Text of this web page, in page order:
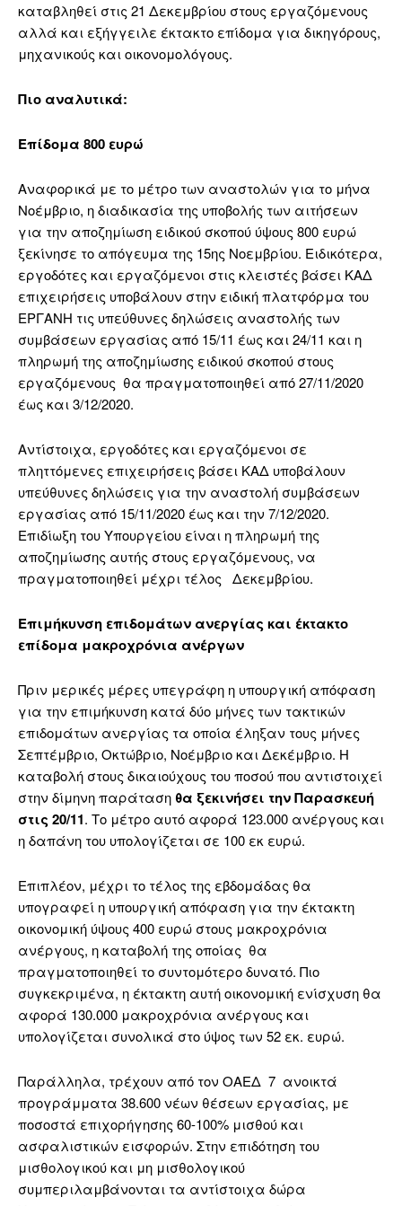
καταβληθεί στις 21 Δεκεμβρίου στους εργαζόμενους
αλλά και εξήγγειλε έκτακτο επίδομα για δικηγόρους,
μηχανικούς και οικονομολόγους.
Πιο αναλυτικά:
Επίδομα 800 ευρώ
Αναφορικά με το μέτρο των αναστολών για το μήνα
Νοέμβριο, η διαδικασία της υποβολής των αιτήσεων
για την αποζημίωση ειδικού σκοπού ύψους 800 ευρώ
ξεκίνησε το απόγευμα της 15ης Νοεμβρίου. Ειδικότερα,
εργοδότες και εργαζόμενοι στις κλειστές βάσει ΚΑΔ
επιχειρήσεις υποβάλουν στην ειδική πλατφόρμα του
ΕΡΓΑΝΗ τις υπεύθυνες δηλώσεις αναστολής των
συμβάσεων εργασίας από 15/11 έως και 24/11 και η
πληρωμή της αποζημίωσης ειδικού σκοπού στους
εργαζόμενους θα πραγματοποιηθεί από 27/11/2020
έως και 3/12/2020.
Αντίστοιχα, εργοδότες και εργαζόμενοι σε
πληττόμενες επιχειρήσεις βάσει ΚΑΔ υποβάλουν
υπεύθυνες δηλώσεις για την αναστολή συμβάσεων
εργασίας από 15/11/2020 έως και την 7/12/2020.
Επιδίωξη του Υπουργείου είναι η πληρωμή της
αποζημίωσης αυτής στους εργαζόμενους, να
πραγματοποιηθεί μέχρι τέλος Δεκεμβρίου.
Επιμήκυνση επιδομάτων ανεργίας και έκτακτο
επίδομα μακροχρόνια ανέργων
Πριν μερικές μέρες υπεγράφη η υπουργική απόφαση
για την επιμήκυνση κατά δύο μήνες των τακτικών
επιδομάτων ανεργίας τα οποία έληξαν τους μήνες
Σεπτέμβριο, Οκτώβριο, Νοέμβριο και Δεκέμβριο. Η
καταβολή στους δικαιούχους του ποσού που αντιστοιχεί
στην δίμηνη παράταση θα ξεκινήσει την Παρασκευή
στις 20/11. Το μέτρο αυτό αφορά 123.000 ανέργους και
η δαπάνη του υπολογίζεται σε 100 εκ ευρώ.
Επιπλέον, μέχρι το τέλος της εβδομάδας θα
υπογραφεί η υπουργική απόφαση για την έκτακτη
οικονομική ύψους 400 ευρώ στους μακροχρόνια
ανέργους, η καταβολή της οποίας θα
πραγματοποιηθεί το συντομότερο δυνατό. Πιο
συγκεκριμένα, η έκτακτη αυτή οικονομική ενίσχυση θα
αφορά 130.000 μακροχρόνια ανέργους και
υπολογίζεται συνολικά στο ύψος των 52 εκ. ευρώ.
Παράλληλα, τρέχουν από τον ΟΑΕΔ 7 ανοικτά
προγράμματα 38.600 νέων θέσεων εργασίας, με
ποσοστά επιχορήγησης 60-100% μισθού και
ασφαλιστικών εισφορών. Στην επιδότηση του
μισθολογικού και μη μισθολογικού
συμπεριλαμβάνονται τα αντίστοιχα δώρα